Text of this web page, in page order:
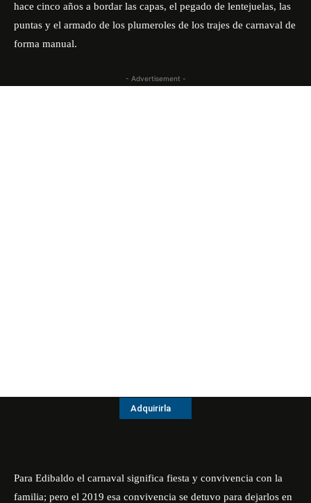
hace cinco años a bordar las capas, el pegado de lentejuelas, las
puntas y el armado de los plumeroles de los trajes de carnaval de
forma manual.
- Advertisement -
Adquirirla
Para Edibaldo el carnaval significa fiesta y convivencia con la
familia; pero el 2019 esa convivencia se detuvo para dejarlos en